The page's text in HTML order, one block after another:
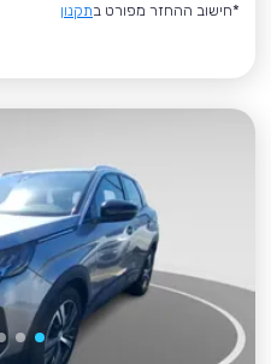
*חישוב ההחזר מפורט בתקנון